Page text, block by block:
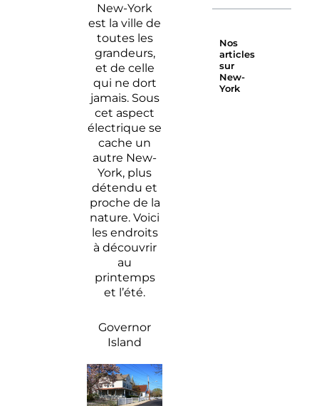
New-York
est la ville de
toutes les
grandeurs,
et de celle
qui ne dort
jamais. Sous
cet aspect
électrique se
cache un
autre New-
York, plus
détendu et
proche de la
nature. Voici
les endroits
à découvrir
au
printemps
et l’été.
Governor
Island
Nos
articles
sur
New-
York